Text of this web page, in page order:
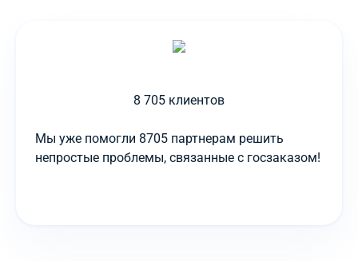
8 705 клиентов
Мы уже помогли 8705 партнерам решить
непростые проблемы, связанные с госзаказом!